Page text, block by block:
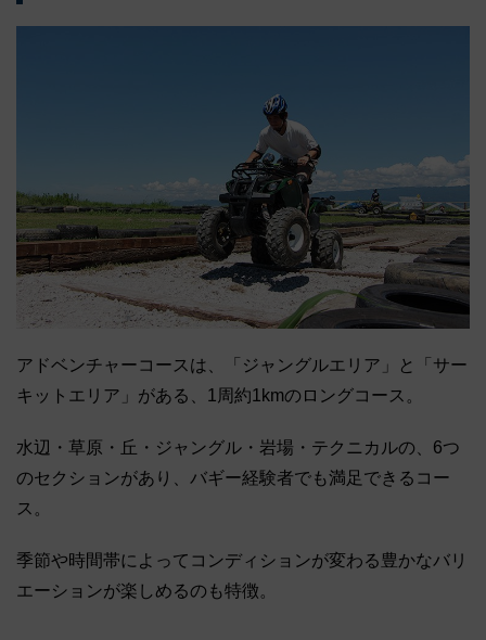
アドベンチャーコースは、「ジャングルエリア」と「サー
キットエリア」がある、1周約1kmのロングコース。
水辺・草原・丘・ジャングル・岩場・テクニカルの、6つ
のセクションがあり、バギー経験者でも満足できるコー
ス。
季節や時間帯によってコンディションが変わる豊かなバリ
エーションが楽しめるのも特徴。